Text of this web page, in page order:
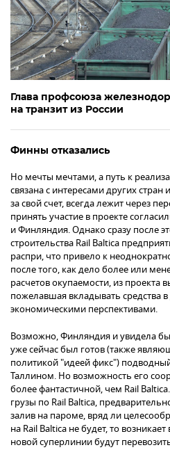
Глава профсоюза
на транзит из России
Финны отказались
Но мечты мечтами, а путь к
связана с интересами других стран
за свой счет, всегда лежит через
принять участие в проекте
и Финляндия. Однако сразу после
строительства Rail Baltica
распри, что привело к
после того, как дело более или
расчетов окупаемости, из
пожелавшая вкладывать средства
экономическими перспективами.
Возможно, Финляндия и увидела
уже сейчас был готов (также
политикой "идеей фикс")
Таллином. Но возможность его
более фантастичной, чем Rail
грузы по Rail Baltica,
залив на пароме, вряд ли
на Rail Baltica не будет, то
новой суперлинии будут